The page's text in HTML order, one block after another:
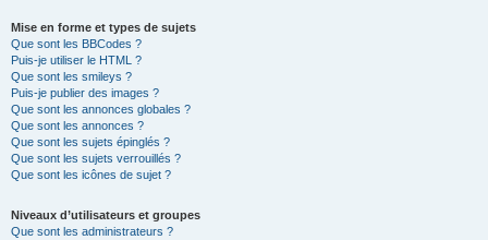
Mise en forme et types de sujets
Que sont les BBCodes ?
Puis-je utiliser le HTML ?
Que sont les smileys ?
Puis-je publier des images ?
Que sont les annonces globales ?
Que sont les annonces ?
Que sont les sujets épinglés ?
Que sont les sujets verrouillés ?
Que sont les icônes de sujet ?
Niveaux d’utilisateurs et groupes
Que sont les administrateurs ?